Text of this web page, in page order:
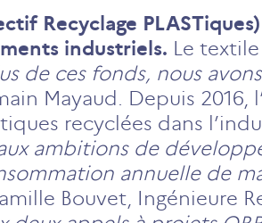
Recyclage PLASTiques)
industriels. Le
de ces fonds, nous
Mayaud. Depuis 2016,
recyclées dans
ambitions de
annuelle de
Bouvet, Ingénieure